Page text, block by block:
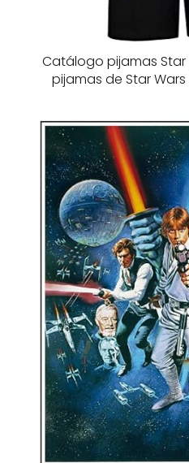
Catálogo pijamas Star
pijamas de Star Wars